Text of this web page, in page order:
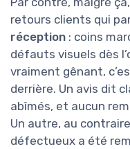
retours clients qui
réception : coins
défauts visuels dès
vraiment gênant,
derrière. Un avis dit
abîmés, et aucun
Un autre, au
défectueux a été